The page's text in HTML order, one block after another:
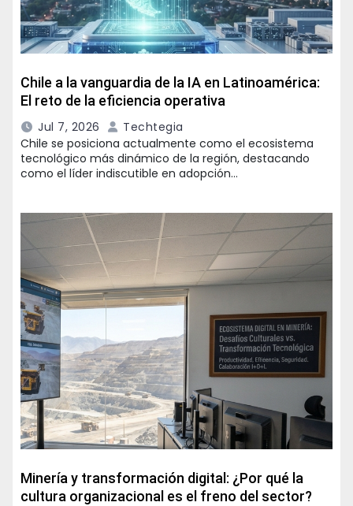
Chile a la vanguardia de la IA en Latinoamérica:
El reto de la eficiencia operativa
Jul 7, 2026
Techtegia
Chile se posiciona actualmente como el ecosistema
tecnológico más dinámico de la región, destacando
como el líder indiscutible en adopción…
Minería y transformación digital: ¿Por qué la
cultura organizacional es el freno del sector?